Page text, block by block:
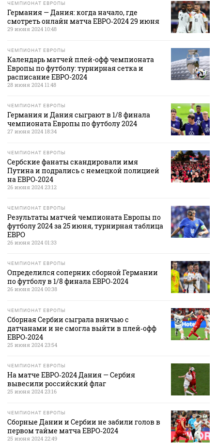
ЧЕМПИОНАТ ЕВРОПЫ
Германия — Дания: когда начало, где
смотреть онлайн матча ЕВРО‑2024 29 июня
29 июня 2024 10:48
ЧЕМПИОНАТ ЕВРОПЫ
Календарь матчей плей-офф чемпионата
Европы по футболу: турнирная сетка и
расписание ЕВРО-2024
28 июня 2024 11:48
ЧЕМПИОНАТ ЕВРОПЫ
Германия и Дания сыграют в 1/8 финала
чемпионата Европы по футболу 2024
27 июня 2024 18:34
ЧЕМПИОНАТ ЕВРОПЫ
Сербские фанаты скандировали имя
Путина и подрались с немецкой полицией
на ЕВРО‑2024
26 июня 2024 23:12
ЧЕМПИОНАТ ЕВРОПЫ
Результаты матчей чемпионата Европы по
футболу 2024 за 25 июня, турнирная таблица
ЕВРО
26 июня 2024 01:33
ЧЕМПИОНАТ ЕВРОПЫ
Определился соперник сборной Германии
по футболу в 1/8 финала ЕВРО‑2024
26 июня 2024 00:38
ЧЕМПИОНАТ ЕВРОПЫ
Сборная Сербии сыграла вничью с
датчанами и не смогла выйти в плей‑офф
ЕВРО‑2024
25 июня 2024 23:54
ЧЕМПИОНАТ ЕВРОПЫ
На матче ЕВРО‑2024 Дания — Сербия
вывесили российский флаг
25 июня 2024 23:16
ЧЕМПИОНАТ ЕВРОПЫ
Сборные Дании и Сербии не забили голов в
первом тайме матча ЕВРО‑2024
25 июня 2024 22:49